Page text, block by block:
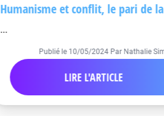
Humanisme et conflit, le pari de
...
Publié le 10/05/2024 Par Nathalie
LIRE L'ARTICLE